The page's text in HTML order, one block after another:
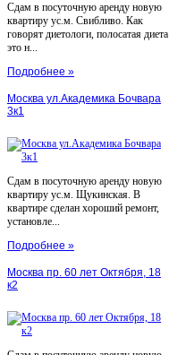
Сдам в посуточную аренду новую
квартиру ус.м. Свибливо. Как
говорят диетологи, полосатая диета
это н...
Подробнее »
Москва ул.Академика Бочвара
3к1
Сдам в посуточную аренду новую
квартиру ус.м. Щукинская. В
квартире сделан хороший ремонт,
установле...
Подробнее »
Москва пр. 60 лет Октября, 18
к2